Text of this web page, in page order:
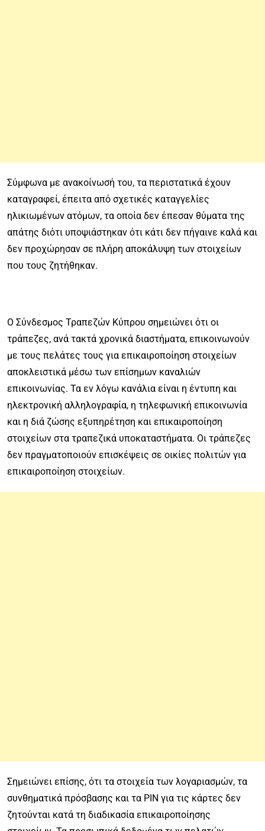
Σύμφωνα με ανακοίνωσή του, τα περιστατικά έχουν
καταγραφεί, έπειτα από σχετικές καταγγελίες
ηλικιωμένων ατόμων, τα οποία δεν έπεσαν θύματα της
απάτης διότι υποψιάστηκαν ότι κάτι δεν πήγαινε καλά και
δεν προχώρησαν σε πλήρη αποκάλυψη των στοιχείων
που τους ζητήθηκαν.
Ο Σύνδεσμος Τραπεζών Κύπρου σημειώνει ότι οι
τράπεζες, ανά τακτά χρονικά διαστήματα, επικοινωνούν
με τους πελάτες τους για επικαιροποίηση στοιχείων
αποκλειστικά μέσω των επίσημων καναλιών
επικοινωνίας. Τα εν λόγω κανάλια είναι η έντυπη και
ηλεκτρονική αλληλογραφία, η τηλεφωνική επικοινωνία
και η διά ζώσης εξυπηρέτηση και επικαιροποίηση
στοιχείων στα τραπεζικά υποκαταστήματα. Οι τράπεζες
δεν πραγματοποιούν επισκέψεις σε οικίες πολιτών για
επικαιροποίηση στοιχείων.
Σημειώνει επίσης, ότι τα στοιχεία των λογαριασμών, τα
συνθηματικά πρόσβασης και τα PIN για τις κάρτες δεν
ζητούνται κατά τη διαδικασία επικαιροποίησης